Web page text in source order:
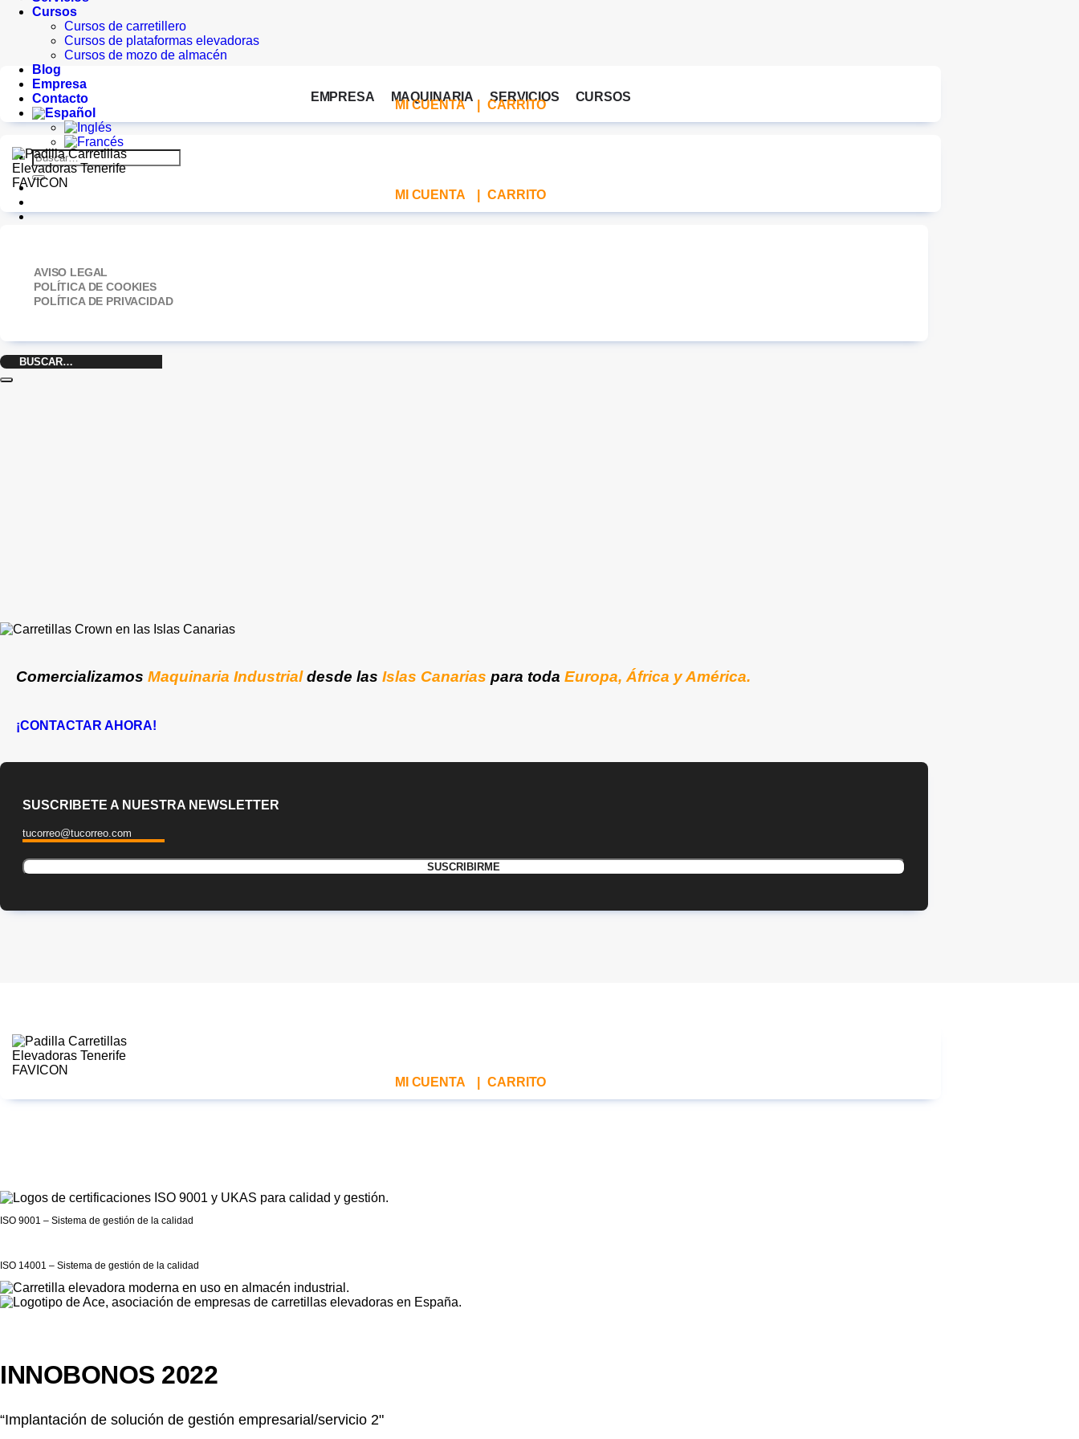
Cursos
Cursos de carretillero
Cursos de plataformas elevadoras
Cursos de mozo de almacén
Blog
Empresa
Contacto
Buscar
por:
EMPRESA MAQUINARIA SERVICIOS CURSOS
MI CUENTA CARRITO
MI CUENTA CARRITO
AVISO LEGAL
POLÍTICA DE COOKIES
POLÍTICA DE PRIVACIDAD
Buscar
por:
Comercializamos Maquinaria Industrialdesde las Islas Canarias para toda Europa, África y América.
¡CONTACTAR AHORA!
SUSCRIBETE A NUESTRA NEWSLETTER
MI CUENTA CARRITO
ISO 9001 – Sistema de gestión de la calidad
ISO 14001 – Sistema de gestión de la calidad
INNOBONOS 2022
“Implantación de solución de gestión empresarial/servicio 2"